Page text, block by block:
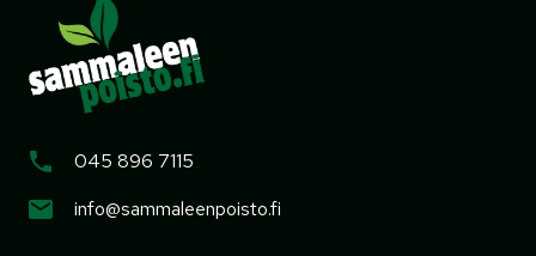
045 896 7115
info@sammaleenpoisto.fi